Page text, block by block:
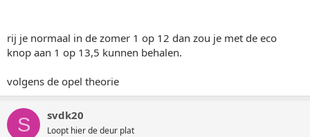
rij je normaal in de zomer 1 op 12 dan zou je met de eco
knop aan 1 op 13,5 kunnen behalen.
volgens de opel theorie
S svdk20
Loopt hier de deur plat